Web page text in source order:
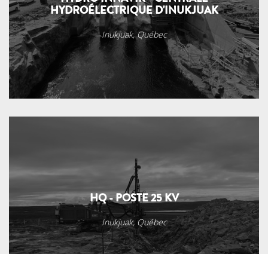
HYDROÉLECTRIQUE D'INUKJUAK
Inukjuak, Québec
HQ - POSTE 25 KV
Inukjuak, Québec